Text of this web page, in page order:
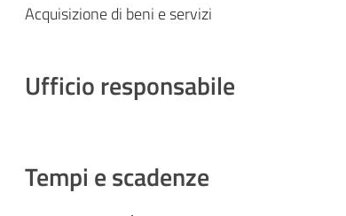
Acquisizione di beni e servizi
Ufficio responsabile
Tempi e scadenze